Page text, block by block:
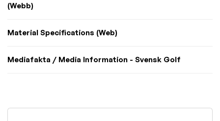
(Webb)
Material Specifications (Web)
Mediafakta / Media Information - Svensk Golf